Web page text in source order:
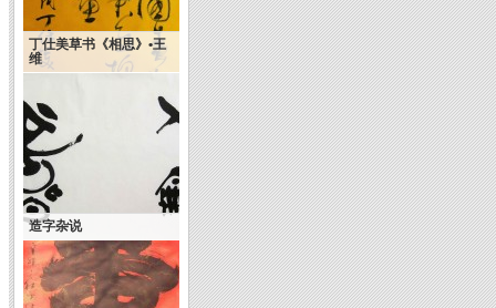
丁仕美草书《相思》•王
维
造字杂说